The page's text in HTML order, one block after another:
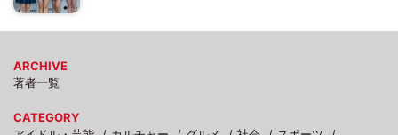
ARCHIVE
著者一覧
CATEGORY